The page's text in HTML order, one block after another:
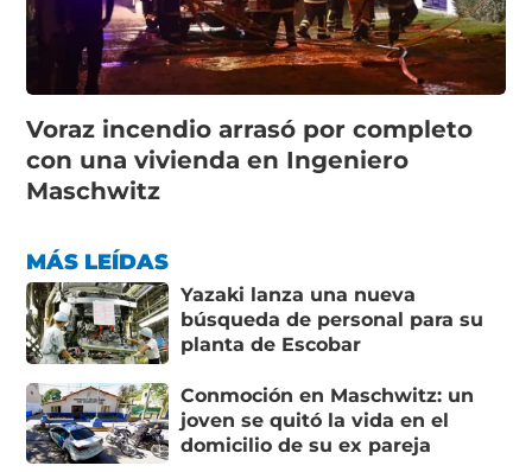
Voraz incendio arrasó por completo
con una vivienda en Ingeniero
Maschwitz
MÁS LEÍDAS
Yazaki lanza una nueva
búsqueda de personal para su
planta de Escobar
Conmoción en Maschwitz: un
joven se quitó la vida en el
domicilio de su ex pareja